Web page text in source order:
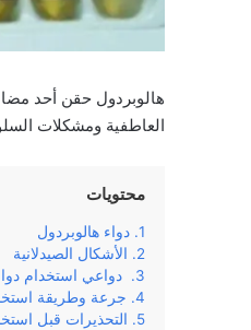
هالوبردول حقن أحد
العاطفية ومشكلات
محتويات
دواء هالوبردول
الأشكال الصيدلانية
‌دواعي استخدام
جرعة وطريقة
التحذيرات قبل